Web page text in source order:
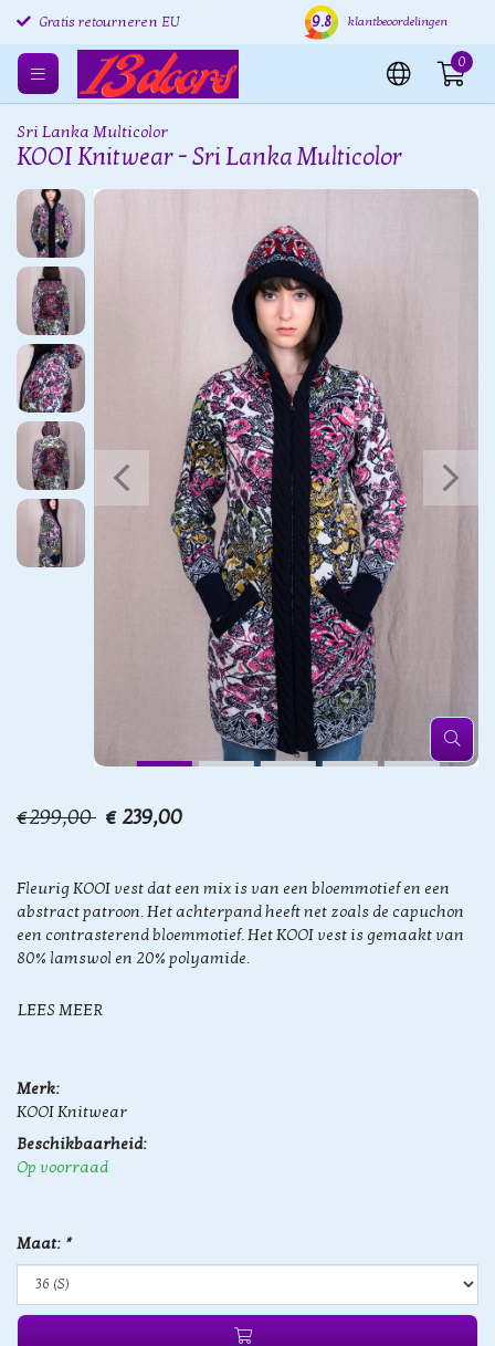
Gratis retourneren EU Verzending binnen 24 uur
9.8 klantbeoordelingen
0
Sri Lanka Multicolor
KOOI Knitwear - Sri Lanka Multicolor
€299,00 € 239,00
Fleurig KOOI vest dat een mix is van een bloemmotief en een
abstract patroon. Het achterpand heeft net zoals de capuchon
een contrasterend bloemmotief. Het KOOI vest is gemaakt van
80% lamswol en 20% polyamide.
LEES MEER
Merk:
KOOI Knitwear
Beschikbaarheid:
Op voorraad
Maat: *